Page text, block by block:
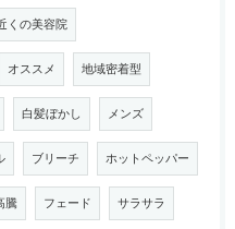
くの美容院
オススメ 地域密着型
白髪ぼかし メンズ
ブリーチ ホットペッパー
騰 フェード サラサラ